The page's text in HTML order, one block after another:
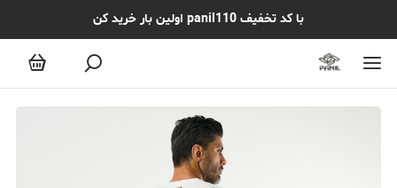
با کد تخفیف panil110 اولین بار خرید کن